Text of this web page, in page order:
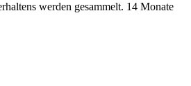
werden gesammelt. 14 Monate